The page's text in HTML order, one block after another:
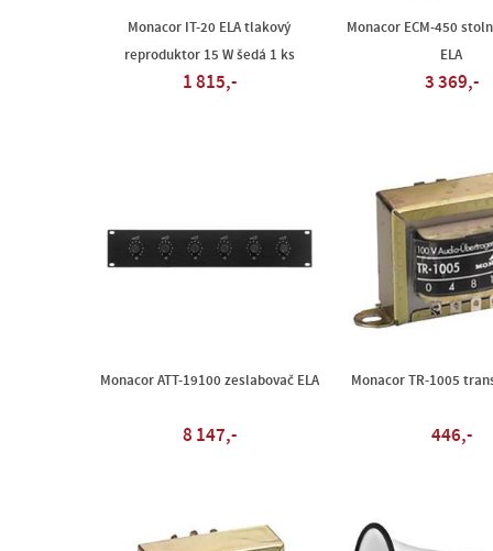
Monacor IT-20 ELA tlakový
reproduktor 15 W šedá 1 ks
1 815,-
Monacor ECM-450
ELA
3 369,-
Monacor ATT-19100 zeslabovač ELA
8 147,-
Monacor TR-1005
446,-